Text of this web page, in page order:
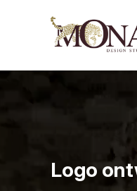
Logo